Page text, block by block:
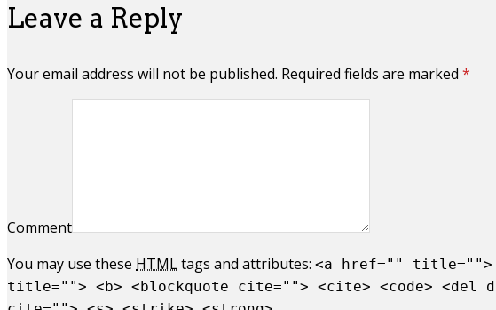
Leave a Reply
Your email address will not be published. Required fields are marked *
Comment
You may use these HTMLtags and attributes: <a href="" title="">
title=""> <b> <blockquote cite=""> <cite> <code> <del